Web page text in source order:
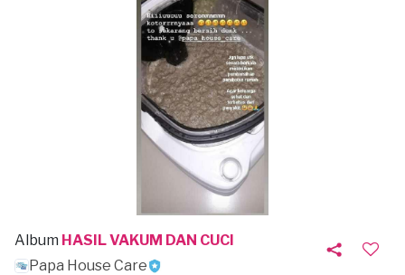
Album HASIL VAKUM DAN CUCI
Papa House Care